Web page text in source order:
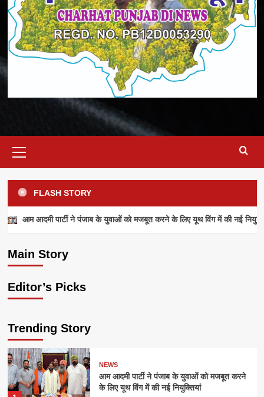
Menu
FLASH STORY
आम आदमी पार्टी ने पंजाब के युवाओं को मजबूत करने के लिए यूथ विंग में की नई
Main Story
आम आदमी पार्टी ने पंजाब के युवाओं को मजबूत करने के
admin July 28, 2026
Editor’s Picks
Trending Story
NEWS
आम आदमी पार्टी ने पंजाब के युवाओं को मजबूत करने
के लिए यूथ विंग में की नई नियुक्तियां